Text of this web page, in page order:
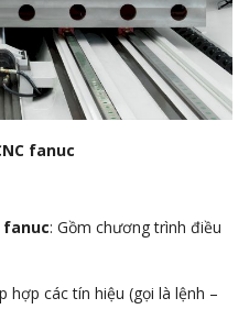
fanuc
fanuc: Gồm chương trình điều
hợp các tín hiệu (gọi là lệnh –